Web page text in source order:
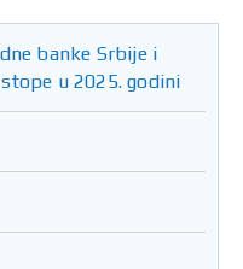
banke Srbije i
u 2025. godini